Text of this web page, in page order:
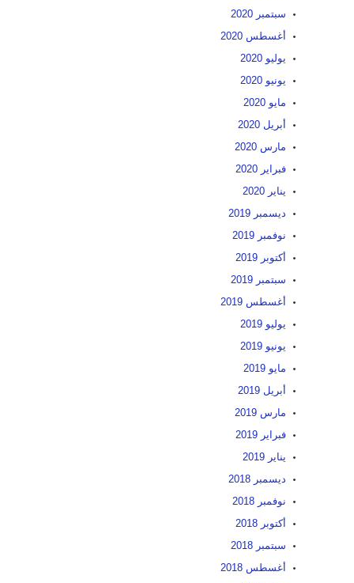
سبتمبر 2020
أغسطس 2020
يوليو 2020
يونيو 2020
مايو 2020
أبريل 2020
مارس 2020
فبراير 2020
يناير 2020
ديسمبر 2019
نوفمبر 2019
أكتوبر 2019
سبتمبر 2019
أغسطس 2019
يوليو 2019
يونيو 2019
مايو 2019
أبريل 2019
مارس 2019
فبراير 2019
يناير 2019
ديسمبر 2018
نوفمبر 2018
أكتوبر 2018
سبتمبر 2018
أغسطس 2018